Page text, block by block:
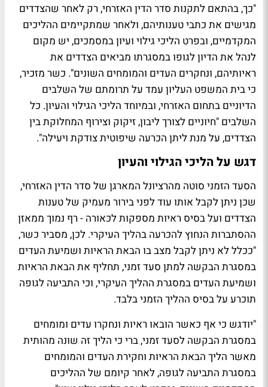
"כך, בהתאם לתקנות סדר הדין האזרחי, רק לאחר שהצדדים
מגישים את כתבי טענותיהם, ולאחר שמתקיימים ההליכים
המקדמיים, ובפרט הליכי גילוי ועיון במסמכים, יש מקום
לנהל את הדיון לגופו במסגרתו מביאים הצדדים את
ראיותיהם, ונחקרים העדים והמומחים השונים". כשר מזכיר,
כי בית המשפט העליון עמד על תרומתם של השלבים
הדיוניים בתחום האזרחי, ובמיוחד הליכי הגילוי והעיון. כל
השלבים "חיוניים לצורך ליבון, זיקוק וצירוף המחלוקת בין
הצדדים, על מנת ליתן הכרעה שיפוטית צודקת ויעילה".
דגש על הליכי הגילוי והעיון
הסעד הזמני סוטה מהרציונל המארגן של סדר הדין האזרחי,
שכן ניתן לקבל אותו עוד לפני בירור מעמיק של טענות
הצדדים ועל בסיס ראיות מספקות לכאורה - רף נמוך ממאזן
ההסתברות הנחוץ להכרעה בהליך העיקרי. לכן, מסביר כשר,
"ככלל לא ניתן לקבל מצב בו הבאת הראיות ושמיעת העדים
במסגרת הבקשה למתן סעד זמני, תחליף את הבאת הראיות
ושמיעת העדים במסגרת ההליך העיקרי, וכי התביעה לגופה
תוכרע על בסיס ההליך הזמני בלבד.
"יודגש כי אף כאשר הובאו ראיות ונחקרו עדים ומומחים
במסגרת הבקשה לסעד זמני, ברי כי הליך זה שונה מהותית
מאשר הליך הבאת הראיות וחקירת העדים והמומחים
במסגרת התביעה לגופה, לאחר קיומם של ההליכים